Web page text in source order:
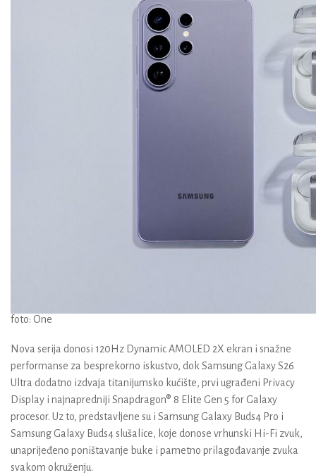
foto: One
Nova serija donosi 120Hz Dynamic AMOLED 2X ekran i snažne
performanse za besprekorno iskustvo, dok Samsung Galaxy S26
Ultra dodatno izdvaja titanijumsko kućište, prvi ugrađeni Privacy
Display i najnapredniji Snapdragon® 8 Elite Gen 5 for Galaxy
procesor. Uz to, predstavljene su i Samsung Galaxy Buds4 Pro i
Samsung Galaxy Buds4 slušalice, koje donose vrhunski Hi-Fi zvuk,
unaprijeđeno poništavanje buke i pametno prilagođavanje zvuka
svakom okruženju.